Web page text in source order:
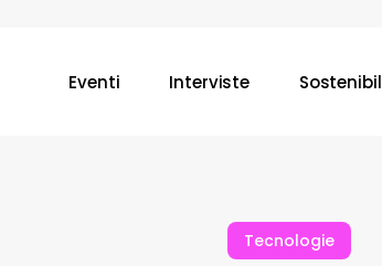
Eventi Interviste
Tecnologie